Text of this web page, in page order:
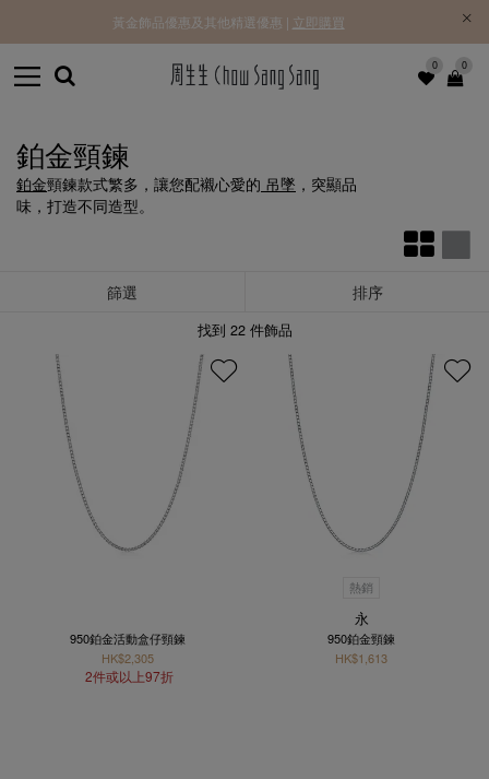
0 0
黃金飾品優惠及其他精選優惠 | 立即購買
鉑金頸鍊
鉑金頸鍊款式繁多，讓您配襯心愛的 吊墜 ，突顯品
味，打造不同造型。
篩選 排序
找到 22件飾品
950鉑金活動盒仔頸鍊
HK$2,305
2件或以上97折
熱銷
永
950鉑金頸鍊
HK$1,613